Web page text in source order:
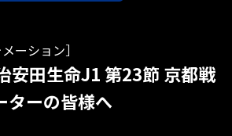
ーション］
安田生命J1 第23節 京都戦
ターの皆様へ